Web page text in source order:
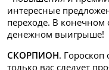
интересные
переходе. В конечном
денежном выигрыше!
СКОРПИОН. Гороскоп
только вас следует